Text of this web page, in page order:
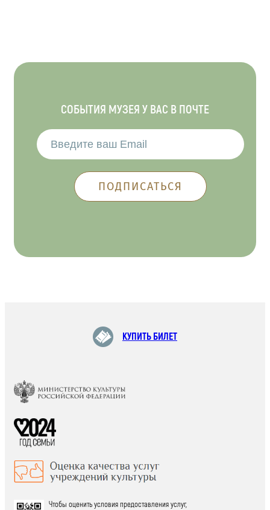
СОБЫТИЯ МУЗЕЯ У ВАС В ПОЧТЕ
КУПИТЬ БИЛЕТ
Чтобы оценить условия предоставления услуг,